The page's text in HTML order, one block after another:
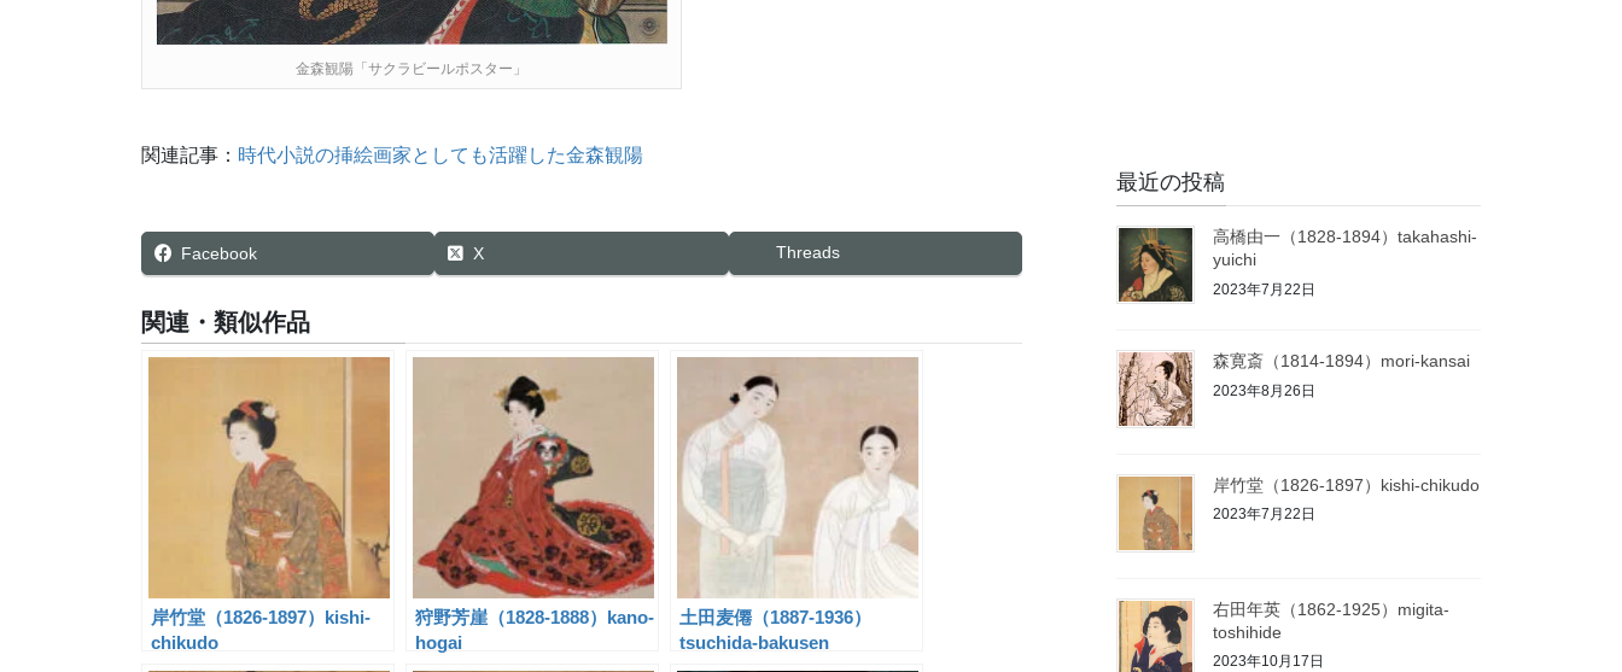
金森観陽「サクラビールポスター」
関連記事： 時代小説の挿絵画家としても活躍した金森観陽
Facebook X Threads
関連・類似作品
岸竹堂（1826-1897）kishi-
chikudo
狩野芳崖（1828-1888）kano-
hogai
土田麦僊（1887-1936）
tsuchida-bakusen
最近の投稿
高橋由一（1828-1894）takahashi-
yuichi
2023年7月22日
森寛斎（1814-1894）mori-kansai
2023年8月26日
岸竹堂（1826-1897）kishi-chikudo
2023年7月22日
右田年英（1862-1925）migita-
toshihide
2023年10月17日